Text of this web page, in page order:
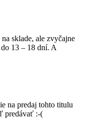
sklade, ale zvyčajne
13 – 18 dní. A
na predaj tohto titulu
predávať :-(